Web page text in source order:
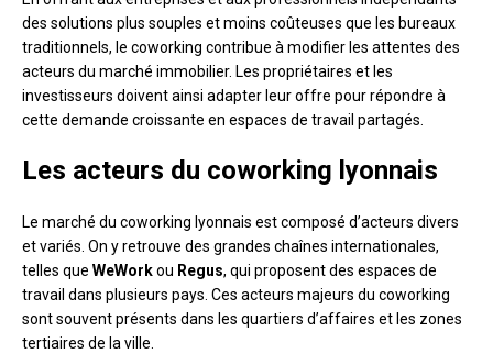
des solutions plus souples et moins coûteuses que les bureaux
traditionnels, le coworking contribue à modifier les attentes des
acteurs du marché immobilier. Les propriétaires et les
investisseurs doivent ainsi adapter leur offre pour répondre à
cette demande croissante en espaces de travail partagés.
Les acteurs du coworking lyonnais
Le marché du coworking lyonnais est composé d’acteurs divers
et variés. On y retrouve des grandes chaînes internationales,
telles que WeWorkou Regus, qui proposent des espaces de
travail dans plusieurs pays. Ces acteurs majeurs du coworking
sont souvent présents dans les quartiers d’affaires et les zones
tertiaires de la ville.